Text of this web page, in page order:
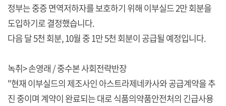
정부는 중증 면역저하자를 보호하기 위해 이부실드 2만 회분을
도입하기로 결정했습니다.
다음 달 5천 회분, 10월 중 1만 5천 회분이 공급될 예정입니다.
녹취> 손영래 / 중수본 사회전략반장
"현재 이부실드의 제조사인 아스트라제네카사와 공급계약을 추
진 중이며 계약이 완료되는 대로 식품의약품안전처의 긴급사용